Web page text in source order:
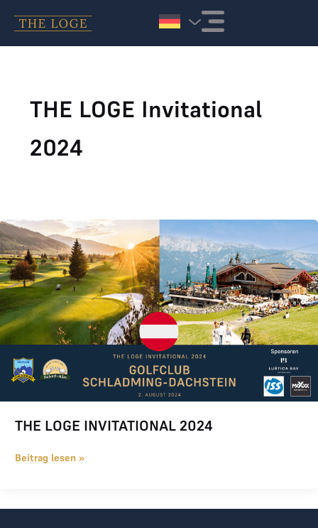
THE LOGE Invitational
2024
THE LOGE INVITATIONAL 2024
THE LOGE INVITATIONAL 2024
Beitrag lesen »